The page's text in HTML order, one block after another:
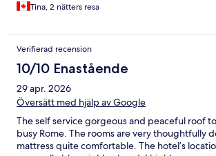
Tina, 2 nätters resa
Verifierad recension
10/10 Enastående
29 apr. 2026
Översätt med hjälp av Google
The self service gorgeous and peaceful roof
busy Rome. The rooms are very thoughtfully
mattress quite comfortable. The hotel’s